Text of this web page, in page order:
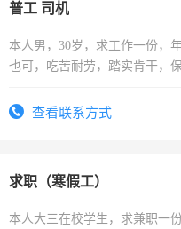
普工 司机
本人男，30岁，求工作一份，
也可，吃苦耐劳，踏实肯干，
查看联系方式
求职（寒假工）
本人大三在校学生，求兼职一